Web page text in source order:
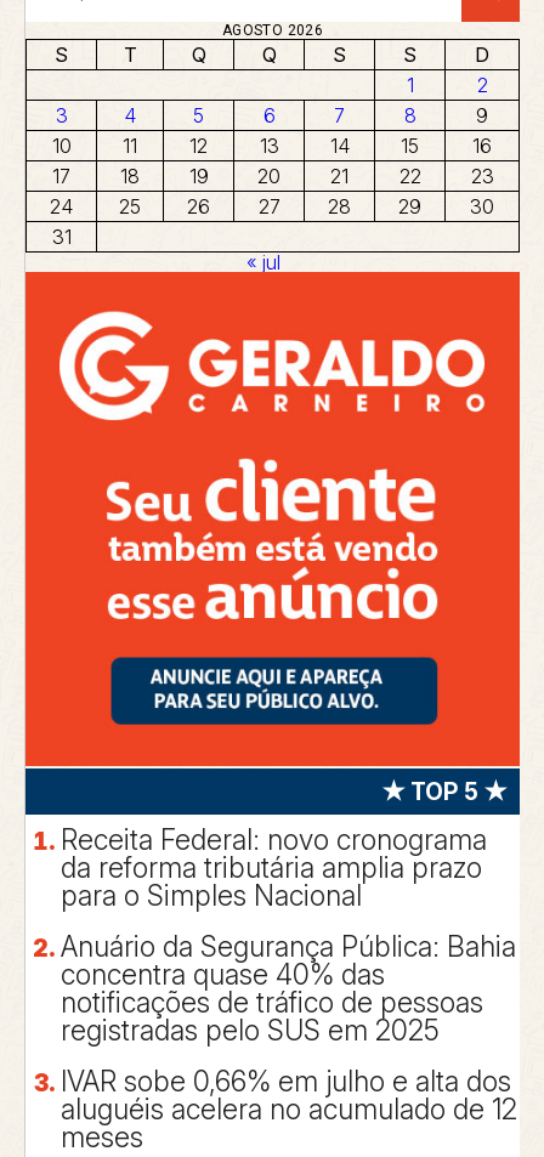
AGOSTO 2026
S T Q Q S S
D
1
2
3
4 5 6 7 8
9
10
11 12 13 14 15
16
17
18 19 20 21 22
23
24
25 26 27 28 29
30
31
« jul
★ TOP 5 ★
Receita Federal: novo cronograma
da reforma tributária amplia prazo
para o Simples Nacional
Anuário da Segurança Pública: Bahia
concentra quase 40% das
notificações de tráfico de pessoas
registradas pelo SUS em 2025
IVAR sobe 0,66% em julho e alta dos
aluguéis acelera no acumulado de 12
meses